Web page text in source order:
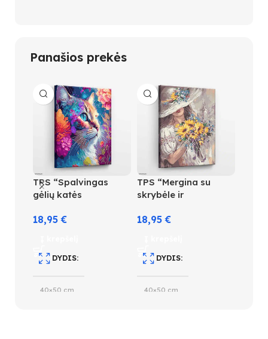
Panašios prekės
TPS “Spalvingas
gėlių katės
18,95€
DYDIS
40×50 cm
TPS “Mergina su
skrybėle ir
18,95€
DYDIS
40×50 cm